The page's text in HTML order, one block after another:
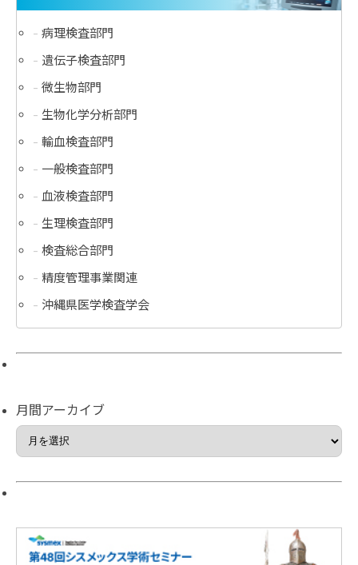
病理検査部門
遺伝子検査部門
微生物部門
生物化学分析部門
輸血検査部門
一般検査部門
血液検査部門
生理検査部門
検査総合部門
精度管理事業関連
沖縄県医学検査学会
月間アーカイブ
間
ア
カ